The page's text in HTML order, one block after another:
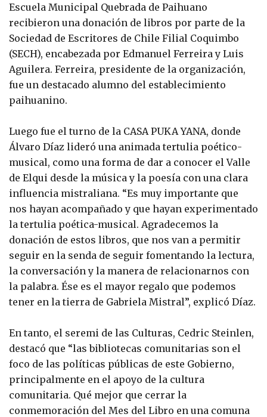
Escuela Municipal Quebrada de Paihuano
recibieron una donación de libros por parte de la
Sociedad de Escritores de Chile Filial Coquimbo
(SECH), encabezada por Edmanuel Ferreira y Luis
Aguilera. Ferreira, presidente de la organización,
fue un destacado alumno del establecimiento
paihuanino.
Luego fue el turno de la CASA PUKA YANA, donde
Álvaro Díaz lideró una animada tertulia poético-
musical, como una forma de dar a conocer el Valle
de Elqui desde la música y la poesía con una clara
influencia mistraliana. “Es muy importante que
nos hayan acompañado y que hayan experimentado
la tertulia poética-musical. Agradecemos la
donación de estos libros, que nos van a permitir
seguir en la senda de seguir fomentando la lectura,
la conversación y la manera de relacionarnos con
la palabra. Ése es el mayor regalo que podemos
tener en la tierra de Gabriela Mistral”, explicó Díaz.
En tanto, el seremi de las Culturas, Cedric Steinlen,
destacó que “las bibliotecas comunitarias son el
foco de las políticas públicas de este Gobierno,
principalmente en el apoyo de la cultura
comunitaria. Qué mejor que cerrar la
conmemoración del Mes del Libro en una comuna